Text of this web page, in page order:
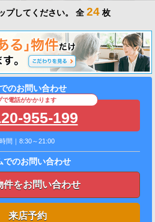
プしてください。 全 24 枚
のお問い合わせ
で電話がかかります
955-199
間｜8:30～21:00
でのお問い合わせ
件をお問い合わせ
来店予約